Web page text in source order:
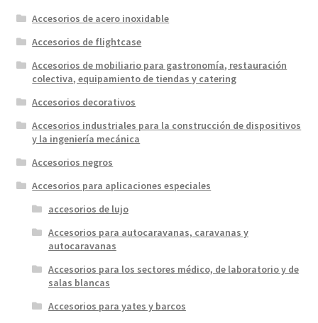
Accesorios de acero inoxidable
Accesorios de flightcase
Accesorios de mobiliario para gastronomía, restauración
colectiva, equipamiento de tiendas y catering
Accesorios decorativos
Accesorios industriales para la construcción de dispositivos
y la ingeniería mecánica
Accesorios negros
Accesorios para aplicaciones especiales
accesorios de lujo
Accesorios para autocaravanas, caravanas y
autocaravanas
Accesorios para los sectores médico, de laboratorio y de
salas blancas
Accesorios para yates y barcos